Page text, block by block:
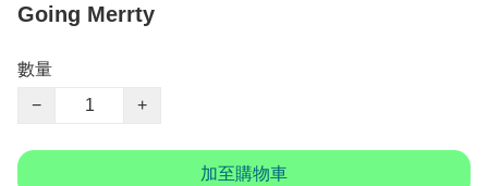
Going Merrty
數量
−
+
加至購物車